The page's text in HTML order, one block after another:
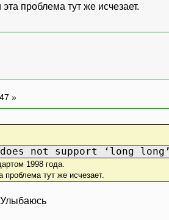
проблема тут же исчезает.
»
not support ‘long long’
1998 года.
тут же исчезает.